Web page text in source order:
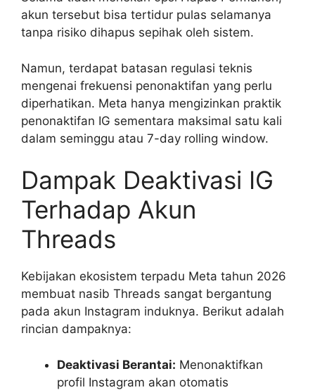
akun tersebut bisa tertidur pulas selamanya
tanpa risiko dihapus sepihak oleh sistem.
Namun, terdapat batasan regulasi teknis
mengenai frekuensi penonaktifan yang perlu
diperhatikan. Meta hanya mengizinkan praktik
penonaktifan IG sementara maksimal satu kali
dalam seminggu atau 7-day rolling window.
Dampak Deaktivasi IG
Terhadap Akun
Threads
Kebijakan ekosistem terpadu Meta tahun 2026
membuat nasib Threads sangat bergantung
pada akun Instagram induknya. Berikut adalah
rincian dampaknya:
Deaktivasi Berantai: Menonaktifkan
profil Instagram akan otomatis